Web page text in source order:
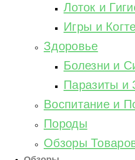
Лоток и
Игры и
Здоровье
Болезни и
Паразиты и
Воспитание и
Породы
Обзоры